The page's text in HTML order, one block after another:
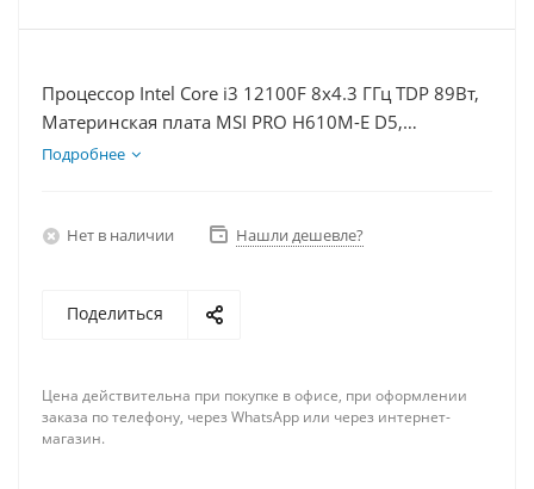
Процессор Intel Core i3 12100F 8x4.3 ГГц TDP 89Вт,
Материнская плата MSI PRO H610M-E D5,
Видеокарта RTX 3050 6Гб, Память DDR5 16Gb,
Подробнее
Нет в наличии Нашли дешевле?
Поделиться
Цена действительна при покупке в офисе, при оформлении
заказа по телефону, через WhatsApp или через интернет-
магазин.